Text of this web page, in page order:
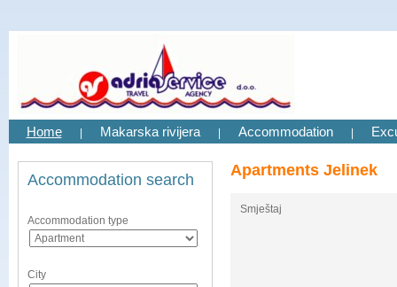
Home Makarska rivijera Accommodation
Accommodation search
Accommodation type
City
Apartments Jelinek
Smještaj